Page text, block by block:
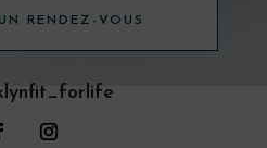
RENDEZ-VOUS